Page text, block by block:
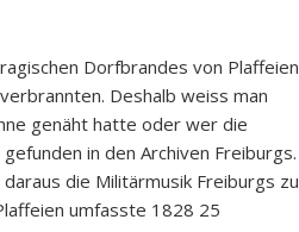
Dorfbrandes von Plaffeien
Deshalb weiss man
genäht hatte oder wer die
in den Archiven Freiburgs.
die Militärmusik Freiburgs zu
umfasste 1828 25